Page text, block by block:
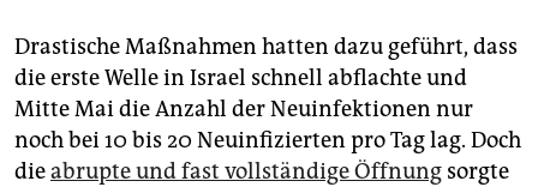
Drastische Maßnahmen hatten dazu geführt, dass
die erste Welle in Israel schnell abflachte und
Mitte Mai die Anzahl der Neuinfektionen nur
noch bei 10 bis 20 Neuinfizierten pro Tag lag. Doch
dieabrupte und fast vollständige Öffnung sorgte